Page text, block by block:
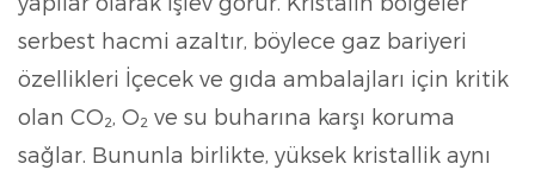
serbest hacmi azaltır, böylece gaz bariyeri
özellikleri İçecek ve gıda ambalajları için kritik
olan CO₂, O₂ ve su buharına karşı koruma
sağlar. Bununla birlikte, yüksek kristallik aynı